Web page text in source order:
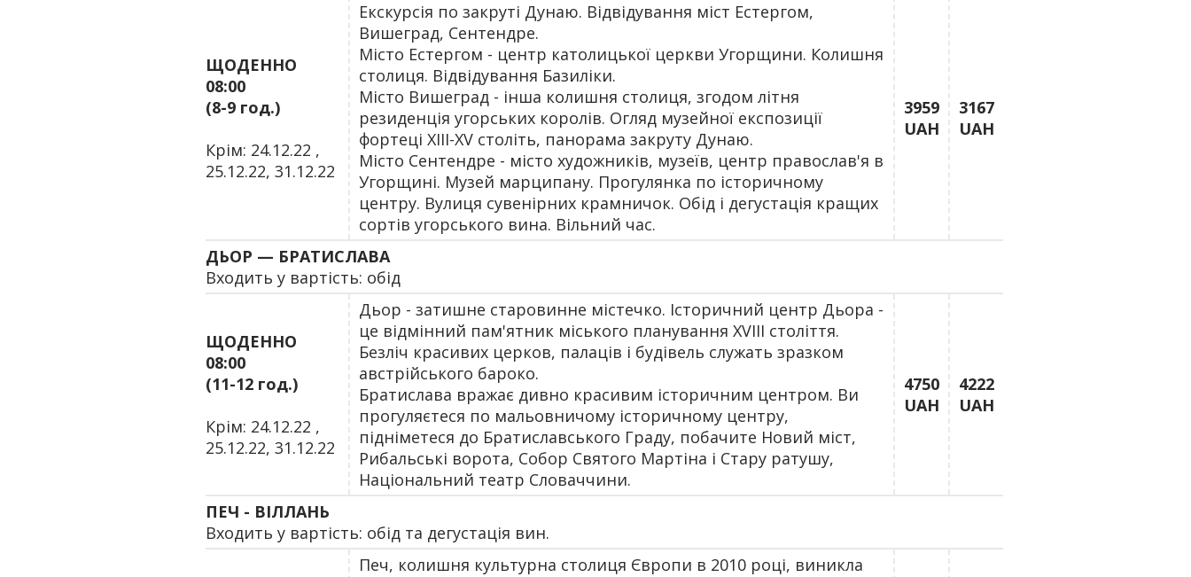
ЩОДЕННО
08:00
(8-9 год.)
Крім: 24.12.22 ,
25.12.22, 31.12.22
Екскурсія по закруті Дунаю. Відвідування міст Естергом,
Вишеград, Сентендре.
Місто Естергом - центр католицької церкви Угорщини. Колишня
столиця. Відвідування Базиліки.
Місто Вишеград - інша колишня столиця, згодом літня
резиденція угорських королів. Огляд музейної експозиції
фортеці XIII-XV століть, панорама закруту Дунаю.
Місто Сентендре - місто художників, музеїв, центр православ'я в
Угорщині. Музей марципану. Прогулянка по історичному
центру. Вулиця сувенірних крамничок. Обід і дегустація кращих
сортів угорського вина. Вільний час.
3959
UAH
3167
UAH
ДЬОР — БРАТИСЛАВА
Входить у вартість: обід
ЩОДЕННО
08:00
(11-12 год.)
Крім: 24.12.22 ,
25.12.22, 31.12.22
Дьор - затишне старовинне містечко. Історичний центр Дьoра -
це відмінний пам'ятник міського планування XVIII століття.
Безліч красивих церков, палаців і будівель служать зразком
австрійського бароко.
Братислава вражає дивно красивим історичним центром. Ви
прогуляєтеся по мальовничому історичному центру,
підніметеся до Братиславського Граду, побачите Новий міст,
Рибальські ворота, Собор Святого Мартіна і Стару ратушу,
Національний театр Словаччини.
4750
UAH
4222
UAH
ПЕЧ - ВІЛЛАНЬ
Входить у вартість: обід та дегустація вин.
Печ, колишня культурна столиця Європи в 2010 році, виникла